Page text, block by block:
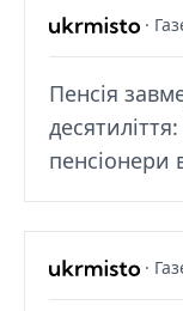
·
Пенсія
пенсіонери
·